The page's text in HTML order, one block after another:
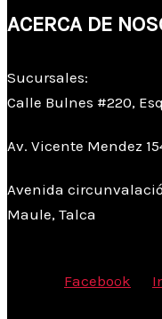
ACERCA DE
Sucursales:
Calle Bulnes #220,
Av. Vicente Mendez
Avenida
Maule, Talca
Facebook